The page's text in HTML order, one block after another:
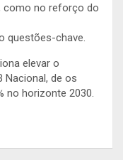
como no reforço do
questões-chave.
elevar o
Nacional, de os
no horizonte 2030.